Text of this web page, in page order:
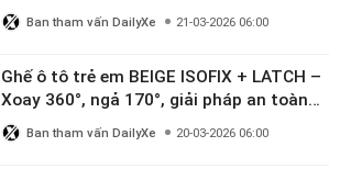
Ban tham vấn DailyXe 21-03-2026 06:00
Ghế ô tô trẻ em BEIGE ISOFIX + LATCH –
Xoay 360°, ngả 170°, giải pháp an toàn
linh hoạt cho bé 0–10 tuổi
Ban tham vấn DailyXe 20-03-2026 06:00